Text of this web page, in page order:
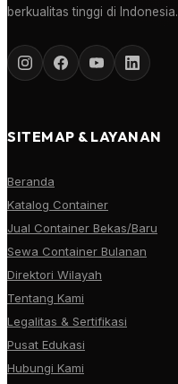
berkualitas tinggi di Indonesia.
SITEMAP & LAYANAN
Beranda
Katalog Container
Jual Container Bekas/Baru
Sewa Container Bulanan
Direktori Wilayah
Tentang Kami
Legalitas & Sertifikasi
Pusat Edukasi
Hubungi Kami